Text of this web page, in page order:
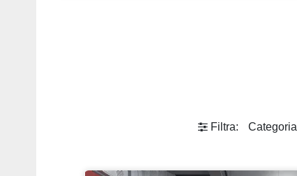
Filtra: Categoria